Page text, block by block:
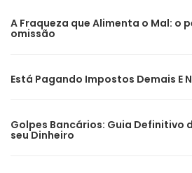
A Fraqueza que Alimenta o Mal: o
omissão
Está Pagando Impostos Demais E
Golpes Bancários: Guia Definitivo
seu Dinheiro